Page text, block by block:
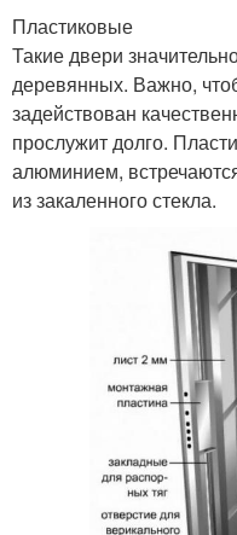
Пластиковые
Такие двери
деревянных. Важно,
задействован
прослужит долго.
алюминием,
из закаленного стекла.